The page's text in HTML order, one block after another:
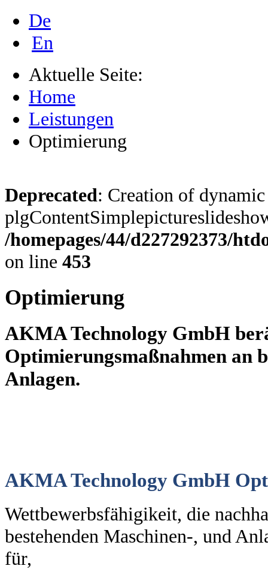
De
En
Aktuelle Seite:
Home
Leistungen
Optimierung
Deprecated: Creation of
/homepages/44/d227292373/
on line 453
Optimierung
AKMA Technology GmbH
Optimierungsmaßnahmen an
Anlagen.
AKMA Technology GmbH
Wettbewerbsfähigikeit, die
bestehenden Maschinen-, und
für,